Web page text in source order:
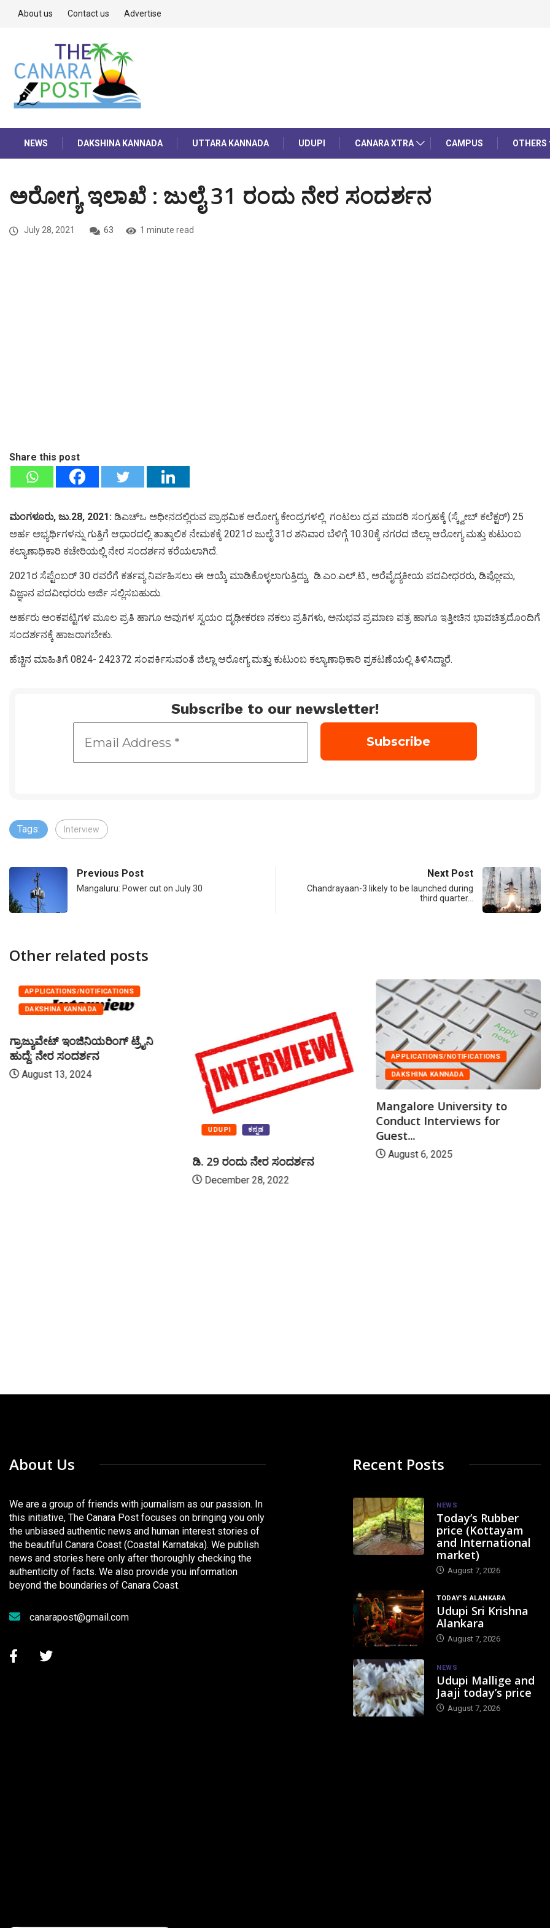
About us Contact us Advertise
NEWS DAKSHINA KANNADA UTTARA KANNADA UDUPI CANARA XTRA CAMPUS OTHERS
ಅರೋಗ್ಯ ಇಲಾಖೆ : ಜುಲೈ 31 ರಂದು ನೇರ ಸಂದರ್ಶನ
July 28, 2021 63 1 minute read
Share this post
ಮಂಗಳೂರು, ಜು.28, 2021: ಡಿಎಚ್‍ಒ ಅಧೀನದಲ್ಲಿರುವ ಪ್ರಾಥಮಿಕ ಆರೋಗ್ಯ ಕೇಂದ್ರಗಳಲ್ಲಿ ಗಂಟಲು ದ್ರವ ಮಾದರಿ ಸಂಗ್ರಹಕ್ಕೆ (ಸ್ಕ್ವೇಬ್ ಕಲೆಕ್ಟರ್) 25
ಅರ್ಹ ಅಭ್ಯರ್ಥಿಗಳನ್ನು ಗುತ್ತಿಗೆ ಆಧಾರದಲ್ಲಿ ತಾತ್ಕಾಲಿಕ ನೇಮಕಕ್ಕೆ 2021ರ ಜುಲೈ 31ರ ಶನಿವಾರ ಬೆಳಿಗ್ಗೆ 10.30ಕ್ಕೆ ನಗರದ ಜಿಲ್ಲಾ ಆರೋಗ್ಯ ಮತ್ತು ಕುಟುಂಬ
ಕಲ್ಯಾಣಾಧಿಕಾರಿ ಕಚೇರಿಯಲ್ಲಿ ನೇರ ಸಂದರ್ಶನ ಕರೆಯಲಾಗಿದೆ.
2021ರ ಸೆಪ್ಟೆಂಬರ್ 30 ರವರೆಗೆ ಕರ್ತವ್ಯ ನಿರ್ವಹಿಸಲು ಈ ಆಯ್ಕೆ ಮಾಡಿಕೊಳ್ಳಲಾಗುತ್ತಿದ್ದು, ಡಿ.ಎಂ.ಎಲ್.ಟಿ., ಅರೆವೈದ್ಯಕೀಯ ಪದವೀಧರರು, ಡಿಪ್ಲೋಮ,
ವಿಜ್ಞಾನ ಪದವೀಧರರು ಅರ್ಜಿ ಸಲ್ಲಿಸಬಹುದು.
ಅರ್ಹರು ಅಂಕಪಟ್ಟಿಗಳ ಮೂಲ ಪ್ರತಿ ಹಾಗೂ ಅವುಗಳ ಸ್ವಯಂ ದೃಢೀಕರಣ ನಕಲು ಪ್ರತಿಗಳು, ಅನುಭವ ಪ್ರಮಾಣ ಪತ್ರ ಹಾಗೂ ಇತ್ತೀಚಿನ ಭಾವಚಿತ್ರದೊಂದಿಗೆ
ಸಂದರ್ಶನಕ್ಕೆ ಹಾಜರಾಗಬೇಕು.
ಹೆಚ್ಚಿನ ಮಾಹಿತಿಗೆ 0824- 242372 ಸಂಪರ್ಕಿಸುವಂತೆ ಜಿಲ್ಲಾ ಆರೋಗ್ಯ ಮತ್ತು ಕುಟುಂಬ ಕಲ್ಯಾಣಾಧಿಕಾರಿ ಪ್ರಕಟಣೆಯಲ್ಲಿ ತಿಳಿಸಿದ್ದಾರೆ.
Subscribe to our newsletter!
Tags: Interview
Previous Post
Mangaluru: Power cut on July 30
Next Post
Chandrayaan-3 likely to be launched during
third quarter…
Other related posts
APPLICATIONS/NOTIFICATIONS
DAKSHINA KANNADA
ಗ್ರಾಜ್ಯುವೇಟ್ ಇಂಜಿನಿಯರಿಂಗ್ ಟ್ರೈನಿ
ಹುದ್ದೆ: ನೇರ ಸಂದರ್ಶನ
August 13, 2024
UDUPI ಕನ್ನಡ
ಡಿ. 29 ರಂದು ನೇರ ಸಂದರ್ಶನ
December 28, 2022
APPLICATIONS/NOTIFICATIONS
DAKSHINA KANNADA
Mangalore University to
Conduct Interviews for
Guest...
August 6, 2025
About Us
We are a group of friends with journalism as our passion. In
this initiative, The Canara Post focuses on bringing you only
the unbiased authentic news and human interest stories of
the beautiful Canara Coast (Coastal Karnataka). We publish
news and stories here only after thoroughly checking the
authenticity of facts. We also provide you information
beyond the boundaries of Canara Coast.
canarapost@gmail.com
Recent Posts
NEWS
Today’s Rubber
price (Kottayam
and International
market)
August 7, 2026
TODAY'S ALANKARA
Udupi Sri Krishna
Alankara
August 7, 2026
NEWS
Udupi Mallige and
Jaaji today’s price
August 7, 2026